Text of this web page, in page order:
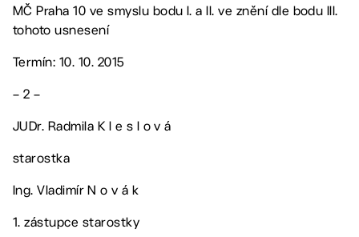
MČ Praha 10 ve smyslu bodu I. a II. ve znění dle bodu III.
tohoto usnesení
Termín: 10. 10. 2015
– 2 –
JUDr. Radmila K l e s l o v á
starostka
Ing. Vladimír N o v á k
1. zástupce starostky